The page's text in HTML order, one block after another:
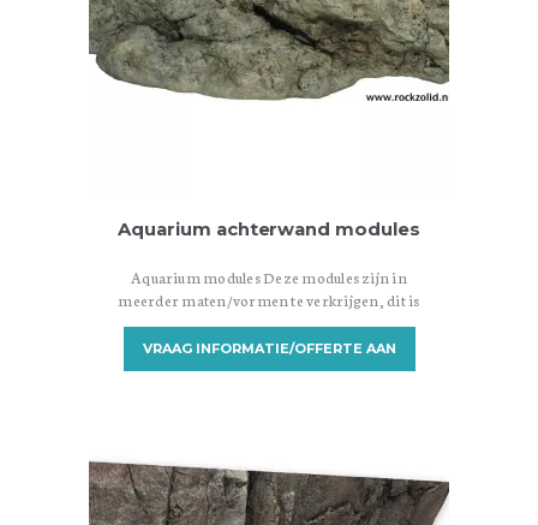
Aquarium achterwand modules
Aquarium modules Deze modules zijn in
meerder maten/vormen te verkrijgen, dit is
een greep uit het assortiment voor meer info
graag even een mail sturen. Let op deze modules
dienen nog behandeld te worden met epoxy,
VRAAG INFORMATIE/OFFERTE AAN